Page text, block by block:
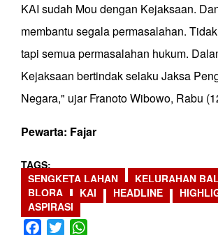
KAI sudah Mou dengan Kejaksaan.
membantu segala permasalahan.
tapi semua permasalahan hukum.
Kejaksaan bertindak selaku Jaksa
Negara," ujar Franoto Wibowo, Rabu
Pewarta: Fajar
TAGS
SENGKETA LAHAN
KELURAHAN
BLORA
KAI HEADLINE
ASPIRASI
Facebook
Twitter